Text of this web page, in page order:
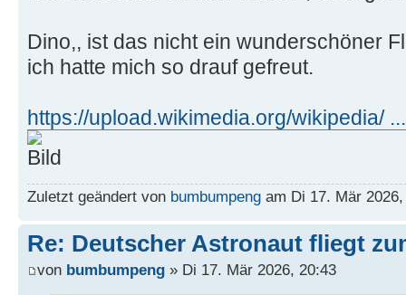
Dino,, ist das nicht ein wunderschöner
ich hatte mich so drauf gefreut.
https://upload.wikimedia.org/wikipedia/
Zuletzt geändert von bumbumpeng am Di 17. Mär
Re: Deutscher Astronaut fliegt
von bumbumpeng » Di 17. Mär 2026, 20:43